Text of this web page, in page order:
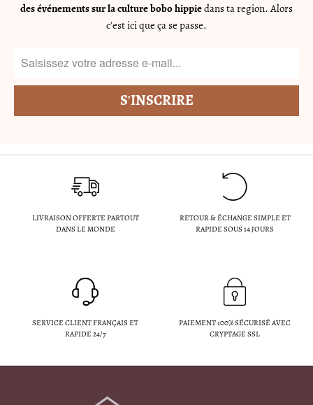
des événements sur la culture bobo hippiedans ta region. Alors
c'est ici que ça se passe.
LIVRAISON OFFERTE PARTOUT
DANS LE MONDE
RETOUR & ÉCHANGE SIMPLE ET
RAPIDE SOUS 14 JOURS
SERVICE CLIENT FRANÇAIS ET
RAPIDE 24/7
PAIEMENT 100% SÉCURISÉ AVEC
CRYPTAGE SSL